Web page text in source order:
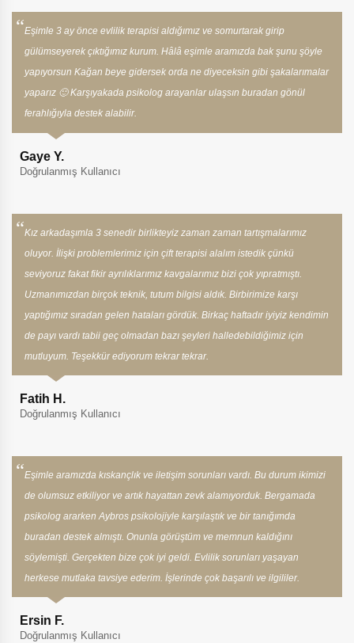
Eşimle 3 ay önce evlilik terapisi aldığımız ve somurtarak girip
gülümseyerek çıktığımız kurum. Hâlâ eşimle aramızda bak şunu şöyle
yapıyorsun Kağan beye gidersek orda ne diyeceksin gibi şakalarımalar
yaparız 🙂 Karşıyakada psikolog arayanlar ulaşsın buradan gönül
ferahlığıyla destek alabilir.
Gaye Y.
Doğrulanmış Kullanıcı
Kız arkadaşımla 3 senedir birlikteyiz zaman zaman tartışmalarımız
oluyor. İlişki problemlerimiz için çift terapisi alalım istedik çünkü
seviyoruz fakat fikir ayrılıklarımız kavgalarımız bizi çok yıpratmıştı.
Uzmanımızdan birçok teknik, tutum bilgisi aldık. Birbirimize karşı
yaptığımız sıradan gelen hataları gördük. Birkaç haftadır iyiyiz kendimin
de payı vardı tabii geç olmadan bazı şeyleri halledebildiğimiz için
mutluyum. Teşekkür ediyorum tekrar tekrar.
Fatih H.
Doğrulanmış Kullanıcı
Eşimle aramızda kıskançlık ve iletişim sorunları vardı. Bu durum ikimizi
de olumsuz etkiliyor ve artık hayattan zevk alamıyorduk. Bergamada
psikolog ararken Aybros psikolojiyle karşılaştık ve bir tanığımda
buradan destek almıştı. Onunla görüştüm ve memnun kaldığını
söylemişti. Gerçekten bize çok iyi geldi. Evlilik sorunları yaşayan
herkese mutlaka tavsiye ederim. İşlerinde çok başarılı ve ilgililer.
Ersin F.
Doğrulanmış Kullanıcı